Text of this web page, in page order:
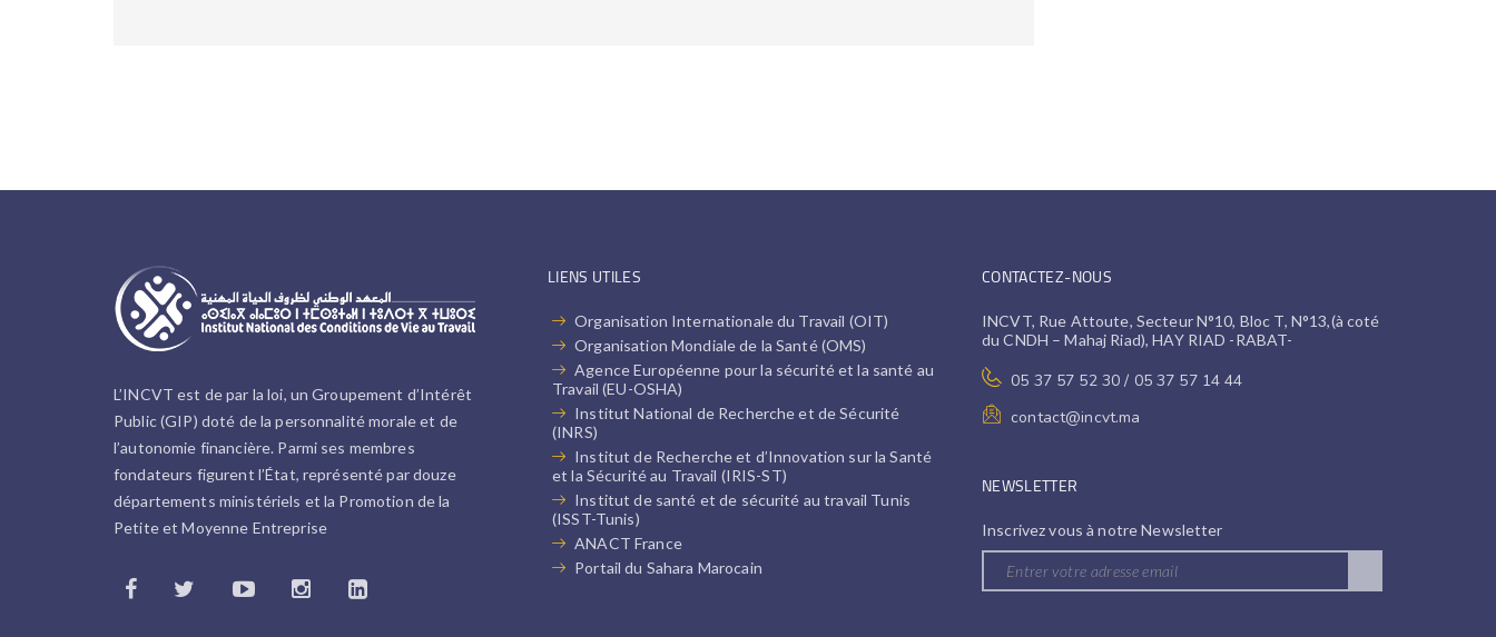
L’INCVT est de par la loi, un Groupement d’Intérêt
Public (GIP) doté de la personnalité morale et de
l’autonomie financière. Parmi ses membres
fondateurs figurent l’État, représenté par douze
départements ministériels et la Promotion de la
Petite et Moyenne Entreprise
LIENS UTILES
Organisation Internationale du Travail (OIT)
Organisation Mondiale de la Santé (OMS)
Agence Européenne pour la sécurité et la santé au
Travail (EU-OSHA)
Institut National de Recherche et de Sécurité
(INRS)
Institut de Recherche et d’Innovation sur la Santé
et la Sécurité au Travail (IRIS-ST)
Institut de santé et de sécurité au travail Tunis
(ISST-Tunis)
ANACT France
Portail du Sahara Marocain
CONTACTEZ-NOUS
INCVT, Rue Attoute, Secteur N°10, Bloc T, N°13,(à coté
du CNDH – Mahaj Riad), HAY RIAD -RABAT-
05 37 57 52 30 / 05 37 57 14 44
contact@incvt.ma
NEWSLETTER
Inscrivez vous à notre Newsletter